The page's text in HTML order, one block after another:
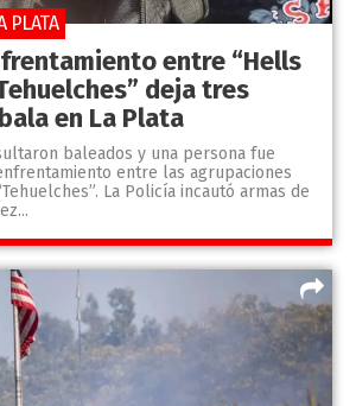
entre “Hells
deja tres
en La Plata
baleados y una persona fue
entre las agrupaciones
La Policía incautó armas de
PLATA